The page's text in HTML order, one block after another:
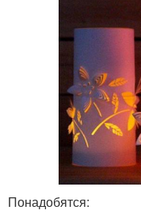
Понадобятся: